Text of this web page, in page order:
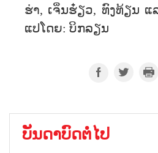
ຮ່າ, ເຈິ່ນຮ໋ຽວ, ທົງທ້ຽນ ແ
ແປໂດຍ: ບິກລຽນ
ບັນດາບົດຕໍ່ໄປ